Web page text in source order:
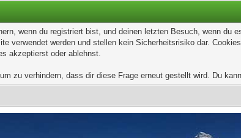
wenn du registriert bist, und deinen letzten Besuch, wenn
verwendet werden und stellen kein Sicherheitsrisiko dar.
akzeptierst oder ablehnst.
zu verhindern, dass dir diese Frage erneut gestellt wird. Du